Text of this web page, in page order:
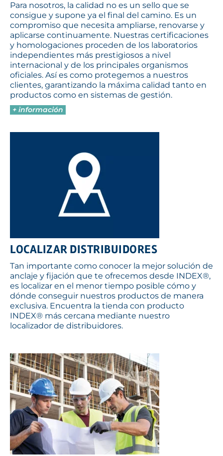
Para nosotros, la calidad no es un sello que se
consigue y supone ya el final del camino. Es un
compromiso que necesita ampliarse, renovarse y
aplicarse continuamente. Nuestras certificaciones
y homologaciones proceden de los laboratorios
independientes más prestigiosos a nivel
internacional y de los principales organismos
oficiales. Así es como protegemos a nuestros
clientes, garantizando la máxima calidad tanto en
productos como en sistemas de gestión.
+ información
LOCALIZAR DISTRIBUIDORES
Tan importante como conocer la mejor solución de
anclaje y fijación que te ofrecemos desde INDEX®,
es localizar en el menor tiempo posible cómo y
dónde conseguir nuestros productos de manera
exclusiva. Encuentra la tienda con producto
INDEX® más cercana mediante nuestro
localizador de distribuidores.